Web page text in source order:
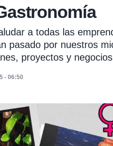
a todas las
pasado por nuestros
proyectos y
- 06:50